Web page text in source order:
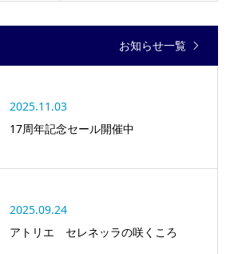
お知らせ一覧
2025.11.03
17周年記念セール開催中
2025.09.24
アトリエ セレネッラの咲くころ